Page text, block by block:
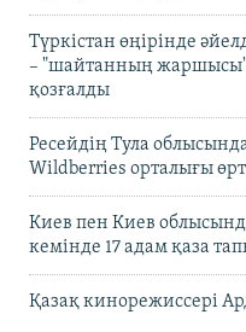
Түркістан өңірінде
– "шайтанның жаршысы"
қозғалды
Ресейдің Тула
Wildberries орталығы
Киев пен Киев
кемінде 17 адам қаза
Қазақ кинорежиссері